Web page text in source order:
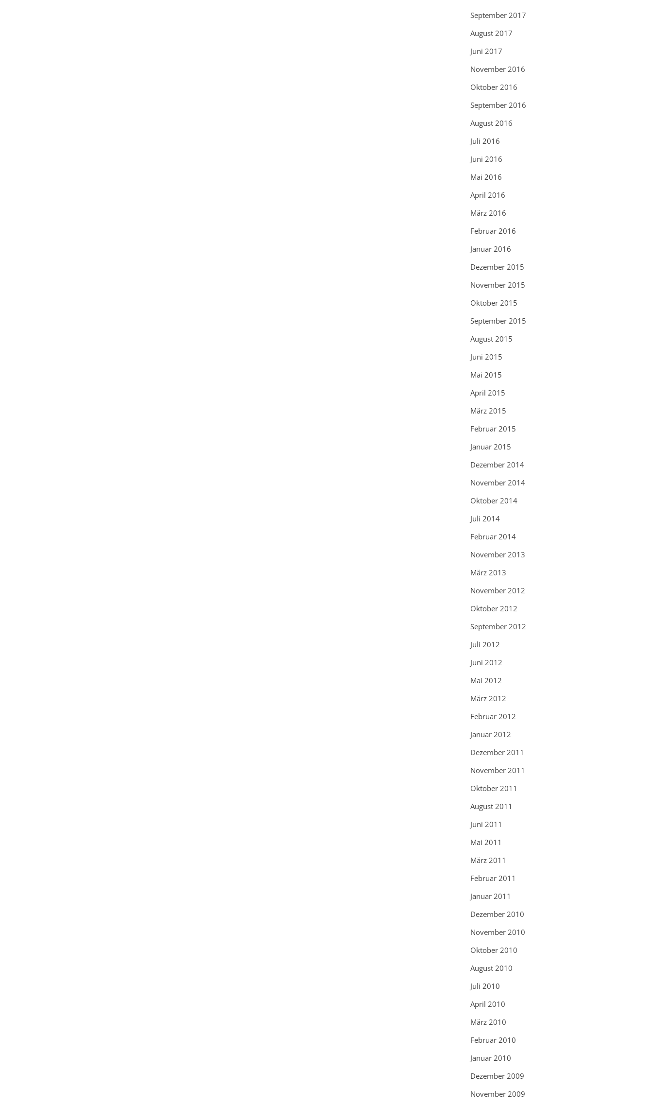
September 2017
August 2017
Juni 2017
November 2016
Oktober 2016
September 2016
August 2016
Juli 2016
Juni 2016
Mai 2016
April 2016
März 2016
Februar 2016
Januar 2016
Dezember 2015
November 2015
Oktober 2015
September 2015
August 2015
Juni 2015
Mai 2015
April 2015
März 2015
Februar 2015
Januar 2015
Dezember 2014
November 2014
Oktober 2014
Juli 2014
Februar 2014
November 2013
März 2013
November 2012
Oktober 2012
September 2012
Juli 2012
Juni 2012
Mai 2012
März 2012
Februar 2012
Januar 2012
Dezember 2011
November 2011
Oktober 2011
August 2011
Juni 2011
Mai 2011
März 2011
Februar 2011
Januar 2011
Dezember 2010
November 2010
Oktober 2010
August 2010
Juli 2010
April 2010
März 2010
Februar 2010
Januar 2010
Dezember 2009
November 2009